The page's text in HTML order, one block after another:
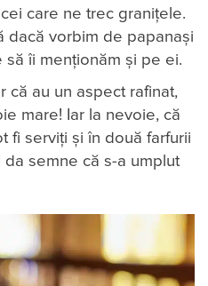
care ne trec graniţele.
dacă vorbim de papanaşi
să îi menționăm și pe ei.
că au un aspect rafinat,
mare! Iar la nevoie, că
fi serviţi şi în două farfurii
semne că s-a umplut